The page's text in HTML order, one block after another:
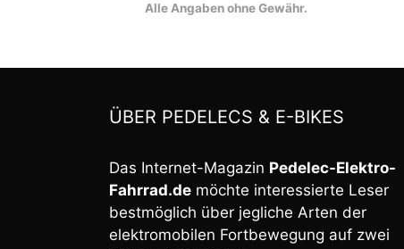
Alle Angaben ohne Gewähr.
ÜBER PEDELECS & E-BIKES
Das Internet-Magazin Pedelec-Elektro-
Fahrrad.de möchte interessierte Leser
bestmöglich über jegliche Arten der
elektromobilen Fortbewegung auf zwei